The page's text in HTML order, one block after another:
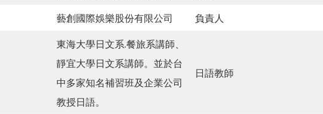
藝創國際娛樂股份有限公司 負責人
東海大學日文系.餐旅系講師、
靜宜大學日文系講師。並於台
中多家知名補習班及企業公司
教授日語。
日語教師